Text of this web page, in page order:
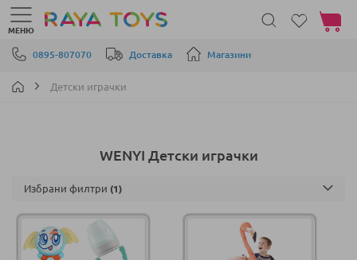
Прескачане към съдържанието
0895-807070 Доставка Магазини
МЕНЮ
Моята
Детски играчки
WENYI Детски играчки
Избрани филтри